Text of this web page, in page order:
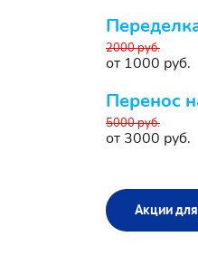
2000 руб.
от 1000 руб.
Перенос
5000 руб.
от 3000 руб.
Акции